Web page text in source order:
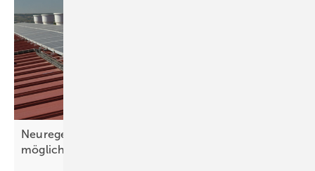
Neuregelungen 2026: Solarstromhandel wird
möglich